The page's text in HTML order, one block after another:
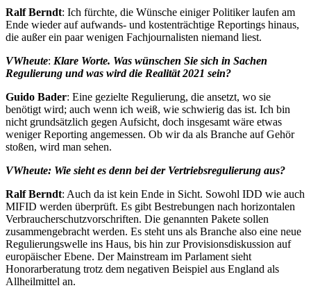
Ralf Berndt: Ich fürchte, die Wünsche einiger Politiker laufen am
Ende wieder auf aufwands- und kostenträchtige Reportings hinaus,
die außer ein paar wenigen Fachjournalisten niemand liest.
VWheute: Klare Worte. Was wünschen Sie sich in Sachen
Regulierung und was wird die Realität 2021 sein?
Guido Bader: Eine gezielte Regulierung, die ansetzt, wo sie
benötigt wird; auch wenn ich weiß, wie schwierig das ist. Ich bin
nicht grundsätzlich gegen Aufsicht, doch insgesamt wäre etwas
weniger Reporting angemessen. Ob wir da als Branche auf Gehör
stoßen, wird man sehen.
VWheute: Wie sieht es denn bei der Vertriebsregulierung aus?
Ralf Berndt: Auch da ist kein Ende in Sicht. Sowohl IDD wie auch
MIFID werden überprüft. Es gibt Bestrebungen nach horizontalen
Verbraucherschutzvorschriften. Die genannten Pakete sollen
zusammengebracht werden. Es steht uns als Branche also eine neue
Regulierungswelle ins Haus, bis hin zur Provisionsdiskussion auf
europäischer Ebene. Der Mainstream im Parlament sieht
Honorarberatung trotz dem negativen Beispiel aus England als
Allheilmittel an.